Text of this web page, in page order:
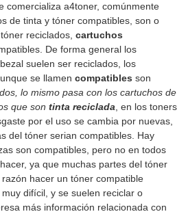
comercializa a4toner, comúnmente
de tinta y tóner compatibles, son o
reciclados, cartuchos
De forma general los
suelen ser reciclados, los
se llamen compatibles son
lo mismo pasa con los cartuchos de
que son tinta reciclada, en los toners
por el uso se cambia por nuevas,
del tóner serian compatibles. Hay
son compatibles, pero no en todos
ya que muchas partes del tóner
hacer un tóner compatible
difícil, y se suelen reciclar o
más información relacionada con